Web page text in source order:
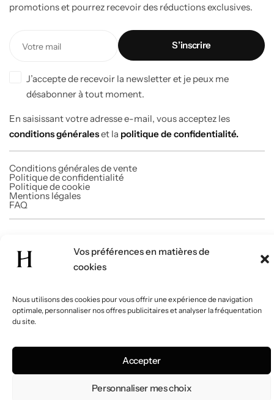
Vos préférences en matières de
cookies
Nous utilisons des cookies pour vous offrir une expérience de navigation
optimale, personnaliser nos offres publicitaires et analyser la fréquentation
du site.
Accepter
Personnaliser mes choix
promotions et pourrez recevoir des réductions exclusives.
J’accepte de recevoir la newsletter et je peux me
désabonner à tout moment.
En saisissant votre adresse e-mail, vous acceptez les
conditions généraleset la politique de confidentialité.
Conditions générales de vente
Politique de confidentialité
Politique de cookie
Mentions légales
FAQ